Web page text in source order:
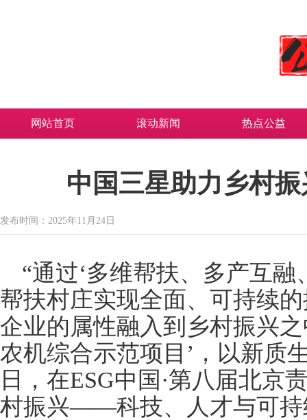
网站首页 滚动新闻 热点公益
中国三星助力乡村
发布时间：2025年11月24日
“通过‘多维帮扶、多产互
帮扶村庄实现全面、可持续
企业的属性融入到乡村振兴
农机综合示范项目’，以新质
日，在ESG中国·第八届北京
村振兴——科技、人才与可持